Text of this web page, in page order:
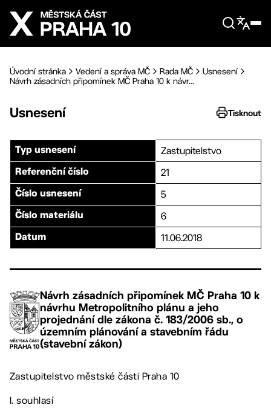
Přejít na hlavní obsah
Úvodní stránka Vedení a správa MČ Rada MČ
Usnesení
Návrh zásadních připomínek MČ Praha 10 k návr...
Usnesení Tisknout
Typ usnesení Zastupitelstvo
Referenční číslo 21
Číslo usnesení 5
Číslo materiálu 6
Datum 11.06.2018
Návrh zásadních připomínek MČ Praha 10 k
návrhu Metropolitního plánu a jeho
projednání dle zákona č. 183/2006 sb., o
územním plánování a stavebním řádu
(stavební zákon)
Zastupitelstvo městské části Praha 10
I. souhlasí